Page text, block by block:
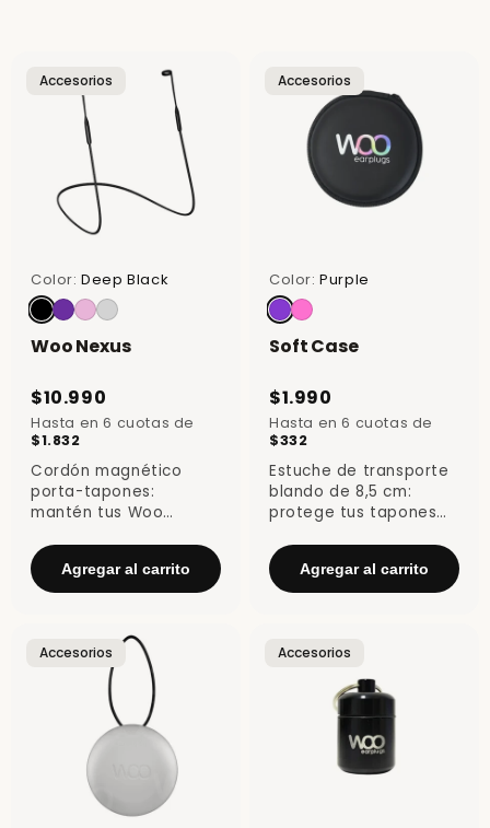
Accesorios
Color:Deep Black
Woo Nexus
$10.990
Hasta en 6 cuotas de
$1.832
Cordón magnético
porta-tapones:
mantén tus Woo
evita perderlos al
sacártelos.
Agregar al carrito
Accesorios
Color:Purple
Soft Case
$1.990
Hasta en 6 cuotas de
$332
Estuche de transporte
blando de 8,5 cm:
protege tus tapones
bolsillo.
Agregar al carrito
Accesorios Accesorios